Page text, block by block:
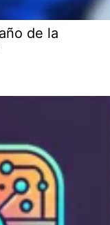
de la